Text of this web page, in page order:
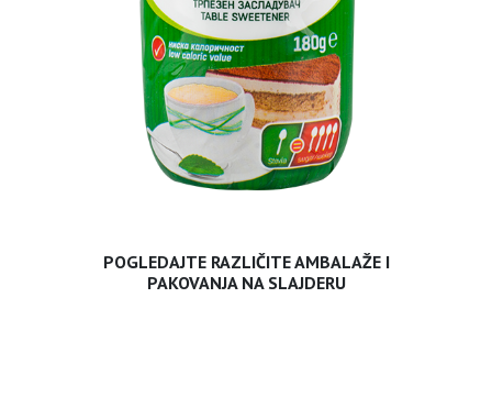
POGLEDAJTE RAZLIČITE AMBALAŽE I
PAKOVANJA NA SLAJDERU